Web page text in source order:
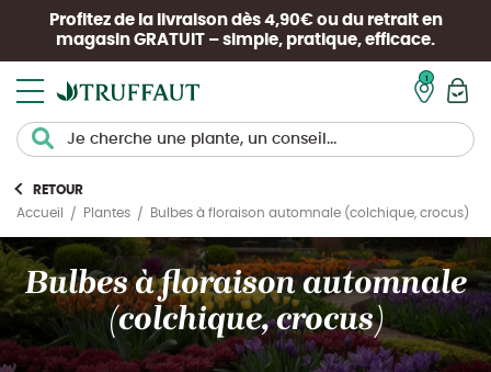
Profitez de la livraison dès 4,90€ ou du retrait en
magasin GRATUIT – simple, pratique, efficace.
RETOUR
Accueil
Plantes Bulbes à floraison automnale (colchique, crocus)
Bulbes à floraison automnale
(colchique, crocus)